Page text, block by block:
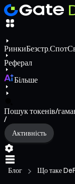
РинкиБезстр.Спот
Реферал
Більше
Пошук токенів/
/
Активність
Блог Що таке